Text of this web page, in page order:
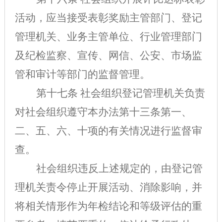
活动，应当接受表彰奖励主管部门、登记
管理机关、业务主管单位、行业管理部门
及纪检监察、宣传、网信、公安、市场监
管和审计等部门的监督管理。
第十七条 社会组织登记管理机关负责
对社会组织遵守本办法第十三条第一、
二、五、六、十项的有关情况进行监督审
查。
社会组织违反上述规定的，由登记管
理机关责令停止开展活动、消除影响，并
将相关情形作为年检结论和等级评估的重